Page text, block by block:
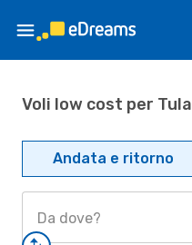
Voli low cost per Tula
Andata e ritorno
Da dove?